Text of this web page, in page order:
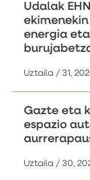
Udalak
energia
Uztaila / 31,
Gazte eta
espazio
Uztaila / 30,